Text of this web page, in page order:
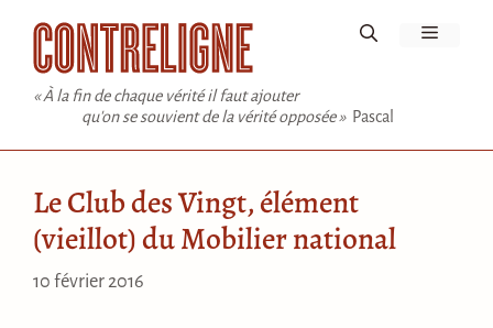
contenu
« À la fin de chaque vérité il faut ajouter
qu'on se souvient de la vérité opposée » Pascal
Menu
Le Club des Vingt, élément
(vieillot) du Mobilier national
10 février 2016